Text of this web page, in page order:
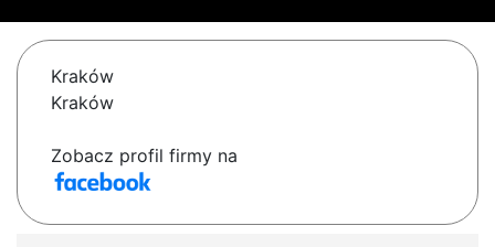
Kraków
Kraków
Zobacz profil firmy na